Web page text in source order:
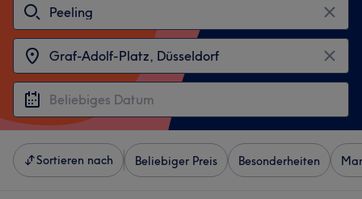
Sortieren nach Beliebiger Preis Besonderheiten